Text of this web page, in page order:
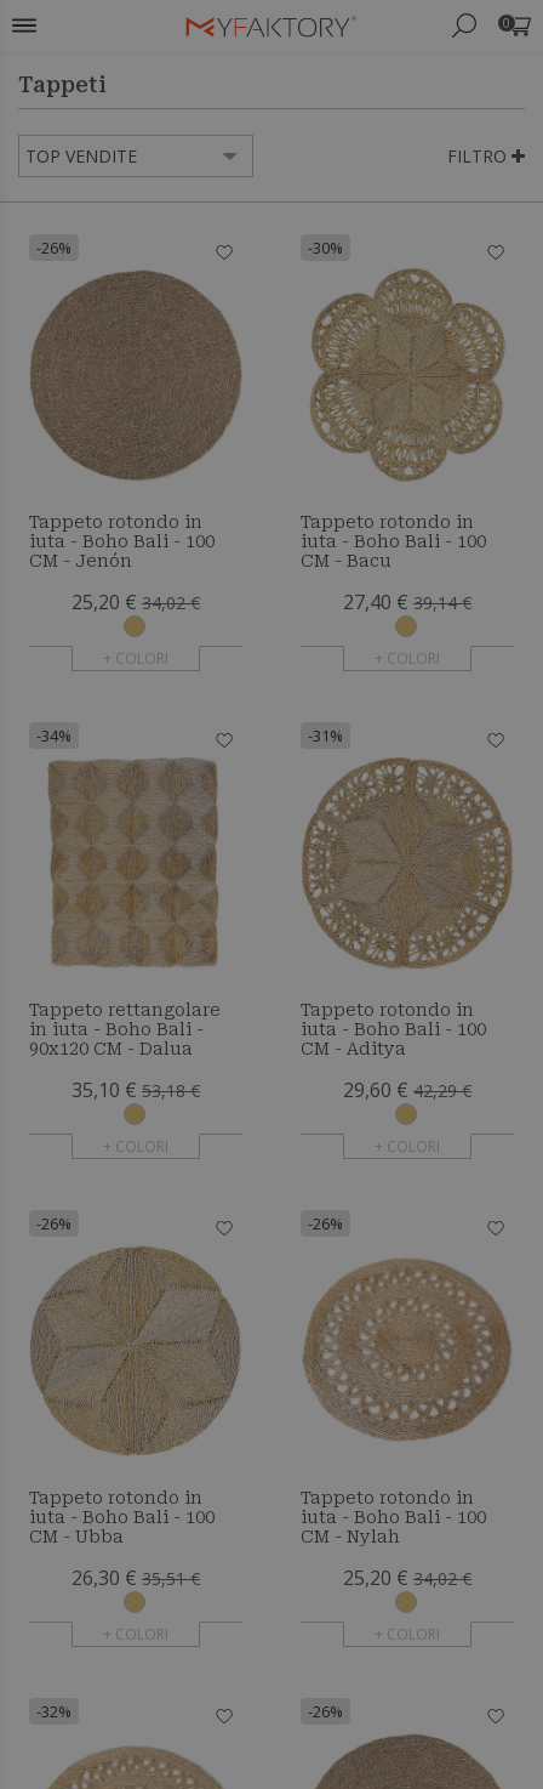
0
Tappeti
FILTRO
-26%
Tappeto rotondo in
iuta - Boho Bali - 100
CM - Jenón
25,20 € 34,02 €
+ COLORI
-30%
Tappeto rotondo in
iuta - Boho Bali - 100
CM - Bacu
27,40 € 39,14 €
+ COLORI
-34%
Tappeto rettangolare
in iuta - Boho Bali -
90x120 CM - Dalua
35,10 € 53,18 €
+ COLORI
-31%
Tappeto rotondo in
iuta - Boho Bali - 100
CM - Aditya
29,60 € 42,29 €
+ COLORI
-26%
Tappeto rotondo in
iuta - Boho Bali - 100
CM - Ubba
26,30 € 35,51 €
+ COLORI
-26%
Tappeto rotondo in
iuta - Boho Bali - 100
CM - Nylah
25,20 € 34,02 €
+ COLORI
-32% -26%